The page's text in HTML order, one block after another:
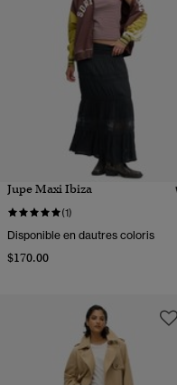
Jupe Maxi Ibiza
(1)
Disponible en dautres coloris
$170.00